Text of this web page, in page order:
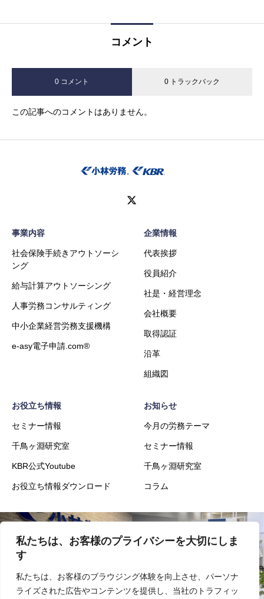
私たちは、お客様のプライバシーを大切にしま
す
私たちは、お客様のブラウジング体験を向上させ、パーソナ
ライズされた広告やコンテンツを提供し、当社のトラフィッ
コメント
0 コメント 0 トラックバック
この記事へのコメントはありません。
事業内容
社会保険手続きアウトソーシ
ング
給与計算アウトソーシング
人事労務コンサルティング
中小企業経営労務支援機構
e-asy電子申請.com®
企業情報
代表挨拶
役員紹介
社是・経営理念
会社概要
取得認証
沿革
組織図
お役立ち情報
セミナー情報
千鳥ヶ淵研究室
KBR公式Youtube
お役立ち情報ダウンロード
お知らせ
今月の労務テーマ
セミナー情報
千鳥ヶ淵研究室
コラム
会社概要 事業内容